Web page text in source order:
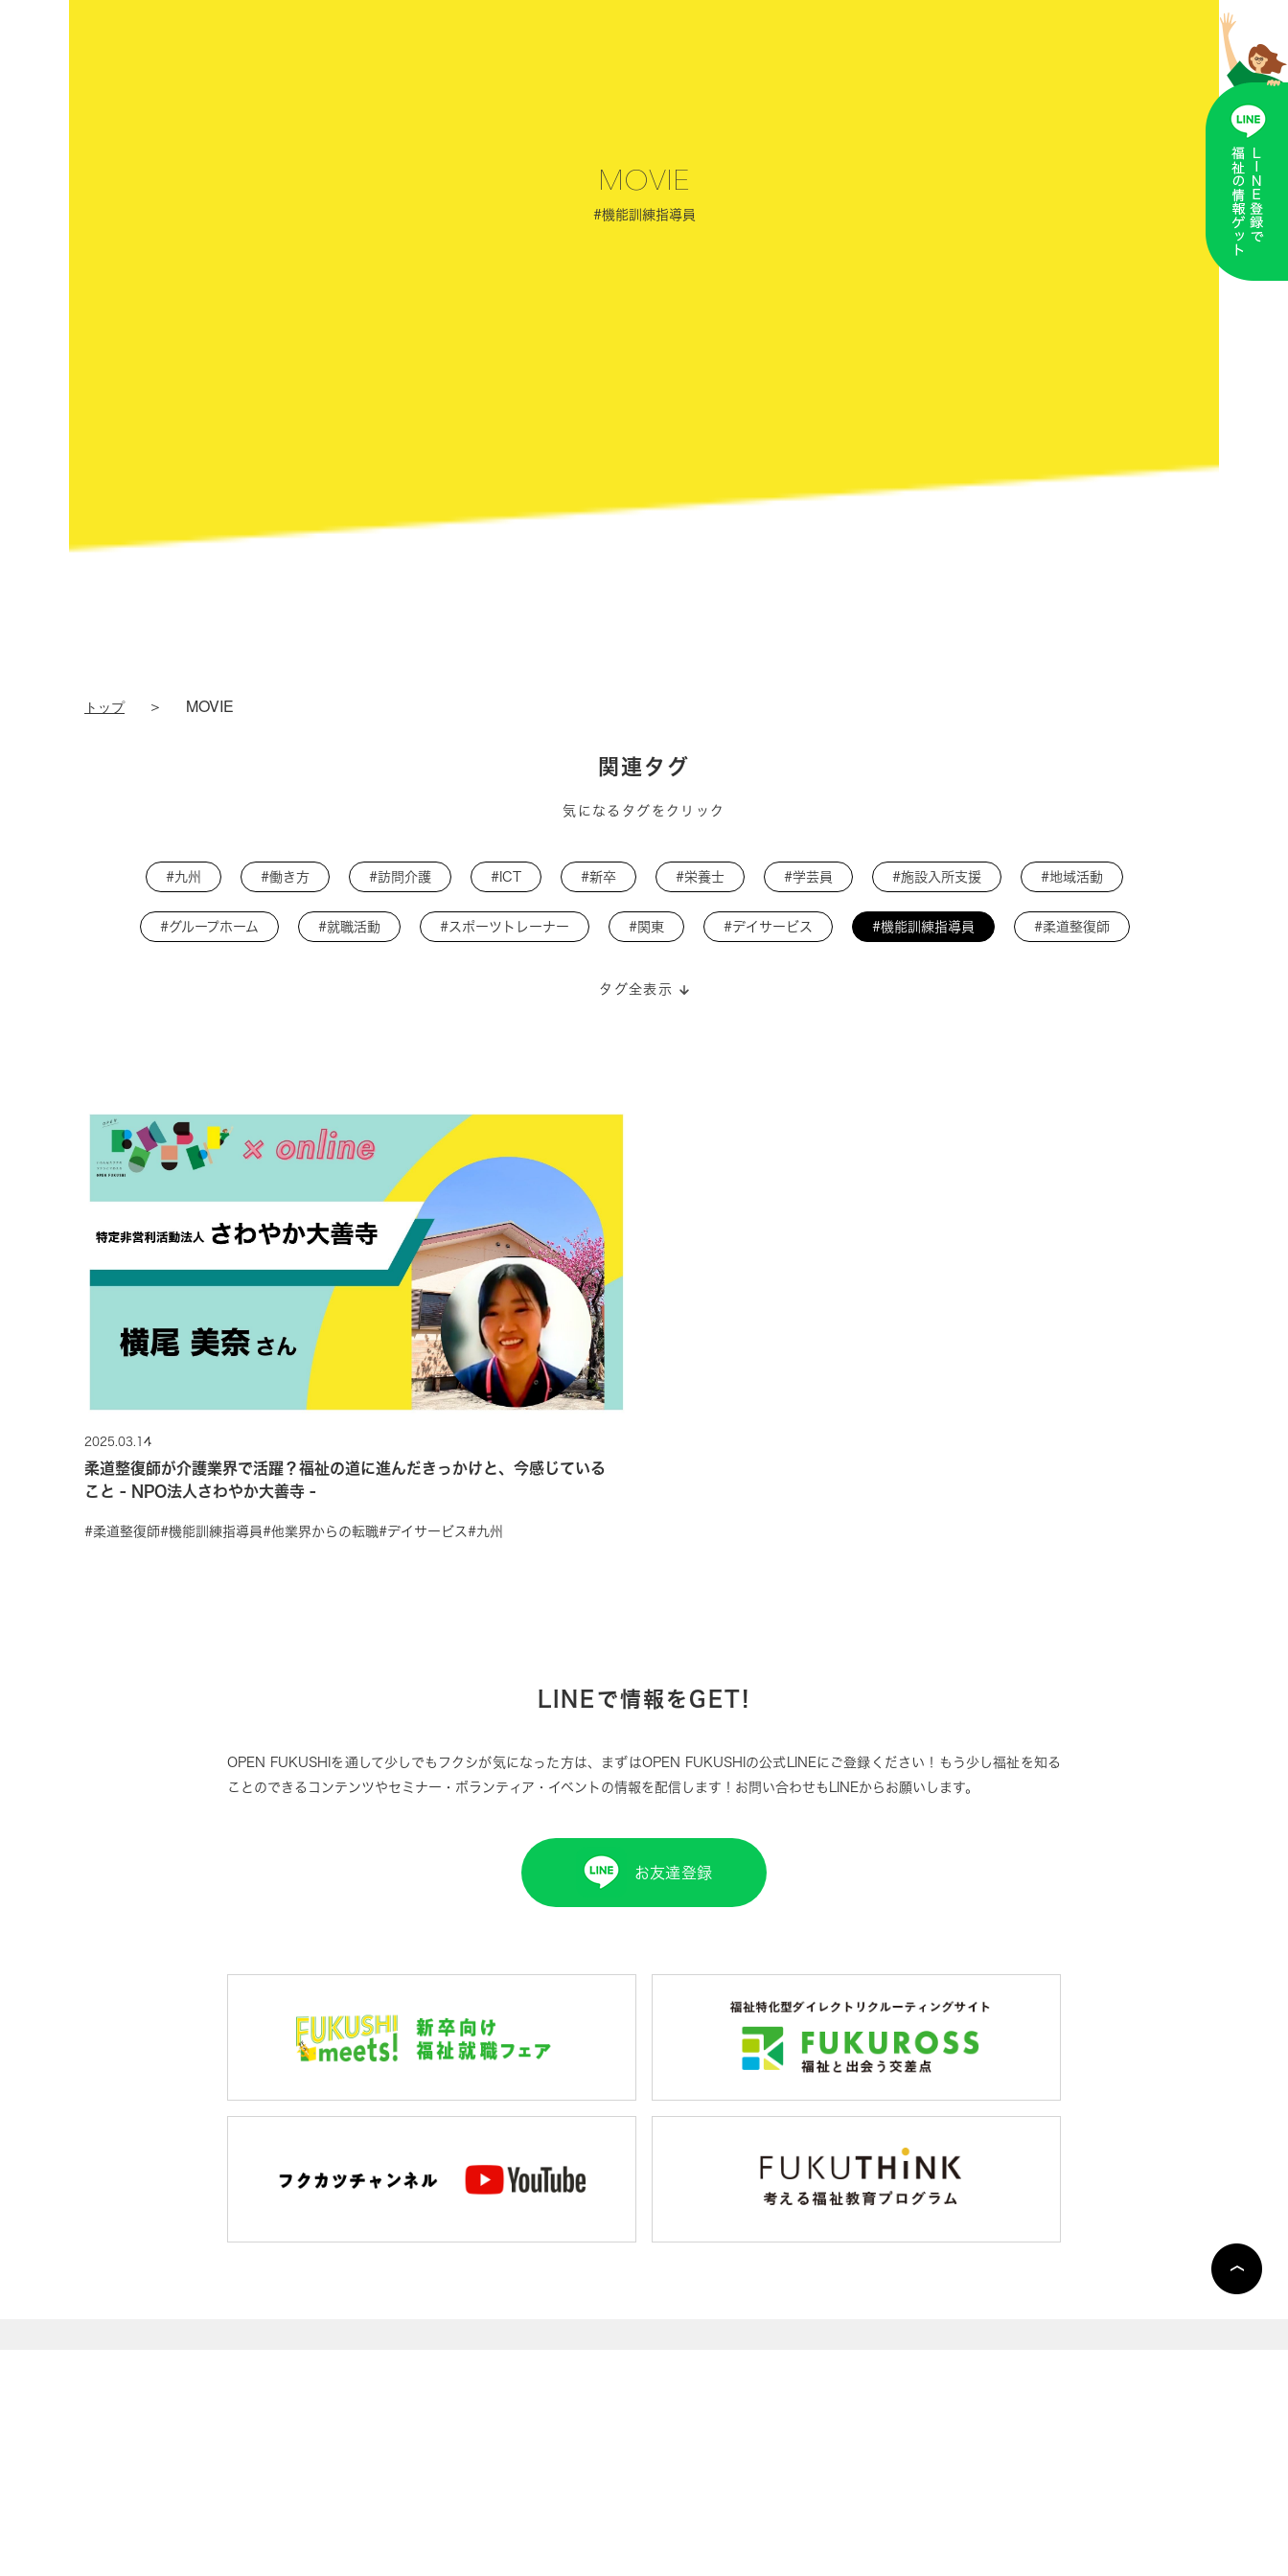
MOVIE
#機能訓練指導員
トップ ＞ MOVIE
関連タグ
気になるタグをクリック
#九州 #働き方 #訪問介護 #ICT #新卒 #栄養士 #学芸員 #施設入所支援 #地域活動
#グループホーム #就職活動 #スポーツトレーナー #関東 #デイサービス #機能訓練指導員 #柔道整復師
タグ全表示
2025.03.14
柔道整復師が介護業界で活躍？福祉の道に進んだきっかけと、今感じている
こと - NPO法人さわやか大善寺 -
#柔道整復師#機能訓練指導員#他業界からの転職#デイサービス#九州
LINEで情報をGET!
OPEN FUKUSHIを通して少しでもフクシが気になった方は、まずはOPEN FUKUSHIの公式LINEにご登録ください！もう少し福祉を知る
ことのできるコンテンツやセミナー・ボランティア・イベントの情報を配信します！お問い合わせもLINEからお願いします。
お友達登録